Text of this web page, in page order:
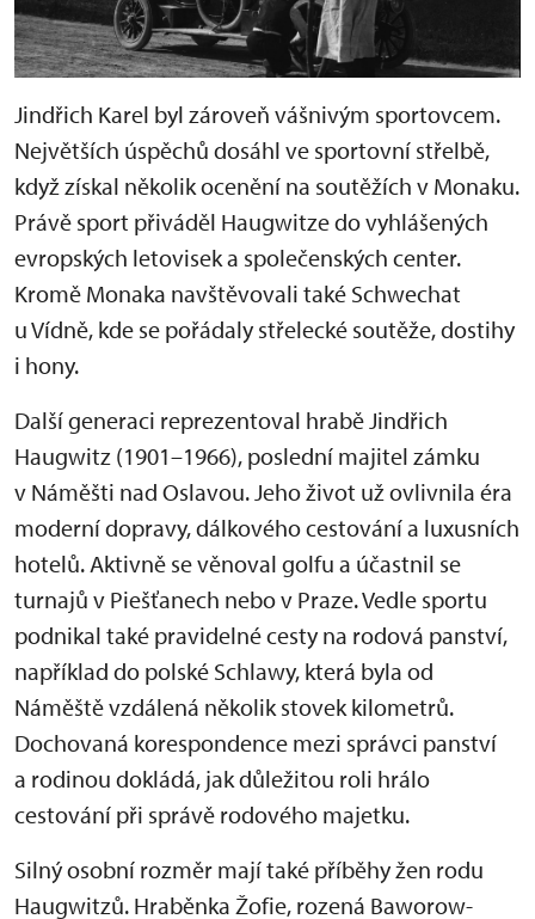
Jindřich Karel byl zároveň vášnivým sportovcem.
Největších úspěchů dosáhl ve sportovní střelbě,
když získal několik ocenění na soutěžích v Monaku.
Právě sport přiváděl Haugwitze do vyhlášených
evropských letovisek a společenských center.
Kromě Monaka navštěvovali také Schwechat
u Vídně, kde se pořádaly střelecké soutěže, dostihy
i hony.
Další generaci reprezentoval hrabě Jindřich
Haugwitz (1901–1966), poslední majitel zámku
v Náměšti nad Oslavou. Jeho život už ovlivnila éra
moderní dopravy, dálkového cestování a luxusních
hotelů. Aktivně se věnoval golfu a účastnil se
turnajů v Piešťanech nebo v Praze. Vedle sportu
podnikal také pravidelné cesty na rodová panství,
například do polské Schlawy, která byla od
Náměště vzdálená několik stovek kilometrů.
Dochovaná korespondence mezi správci panství
a rodinou dokládá, jak důležitou roli hrálo
cestování při správě rodového majetku.
Silný osobní rozměr mají také příběhy žen rodu
Haugwitzů. Hraběnka Žofie, rozená Baworow-